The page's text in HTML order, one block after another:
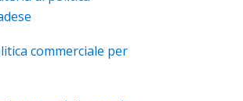
commerciale per